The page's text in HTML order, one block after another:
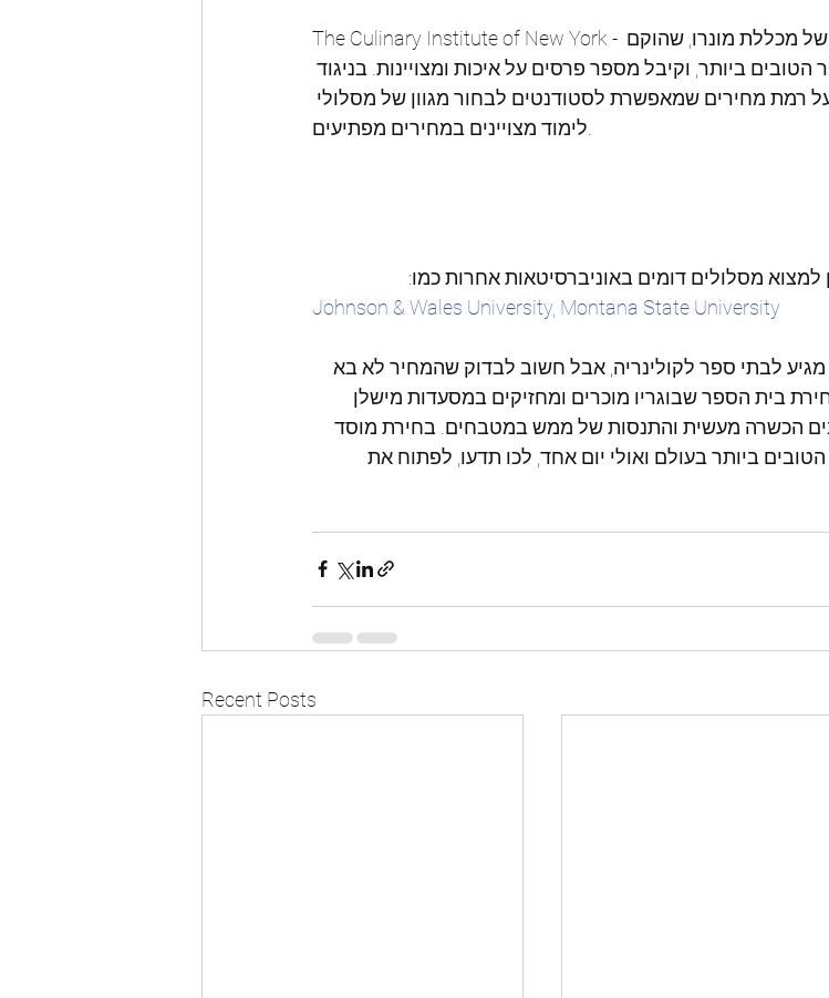
The Culinary Institute of New York - בית הספר לבישול ולקולינריה של מכללת מונרו, שהוקם
הטובים ביותר, וקיבל מספר פרסים על איכות ומצויינות. בניגוד
רמת מחירים שמאפשרת לסטודנטים לבחור מגוון של מסלולי
למצוא מסלולים דומים באוניברסיטאות אחרות כמו:
Johnson & Wales University, Montana State University
לבתי ספר לקולינריה, אבל חשוב לבדוק שהמחיר לא בא
בית הספר שבוגריו מוכרים ומחזיקים במסעדות מישלן
הכשרה מעשית והתנסות של ממש במטבחים. בחירת מוסד
ביותר בעולם ואולי יום אחד, לכו תדעו, לפתוח את
Recent Posts